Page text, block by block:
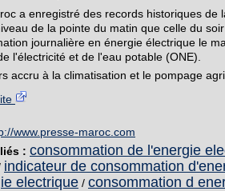
a enregistré des records historiques de
de la pointe du matin que celle du
journalière en énergie électrique le
l'électricité et de l'eau potable (ONE).
accru à la climatisation et le pompage
www.presse-maroc.com
: consommation de l'energie
indicateur de consommation
electrique / consommation d